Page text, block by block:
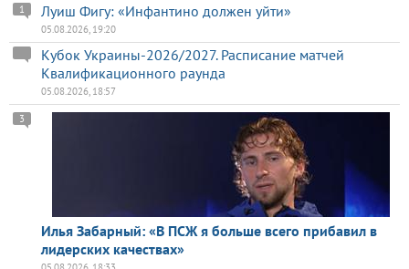
Луиш Фигу: «Инфантино должен уйти»
1
05.08.2026, 19:20
Кубок Украины-2026/2027. Расписание матчей
Квалификационного раунда
05.08.2026, 18:57
Илья Забарный: «В ПСЖ я больше всего прибавил в
лидерских качествах»
3